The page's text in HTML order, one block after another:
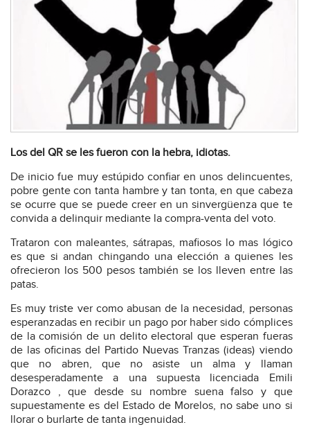
Los del QR se les fueron con la hebra, idiotas.
De inicio fue muy estúpido confiar en unos delincuentes,
pobre gente con tanta hambre y tan tonta, en que cabeza
se ocurre que se puede creer en un sinvergüenza que te
convida a delinquir mediante la compra-venta del voto.
Trataron con maleantes, sátrapas, mafiosos lo mas lógico
es que si andan chingando una elección a quienes les
ofrecieron los 500 pesos también se los lleven entre las
patas.
Es muy triste ver como abusan de la necesidad, personas
esperanzadas en recibir un pago por haber sido cómplices
de la comisión de un delito electoral que esperan fueras
de las oficinas del Partido Nuevas Tranzas (ideas) viendo
que no abren, que no asiste un alma y llaman
desesperadamente a una supuesta licenciada Emili
Dorazco , que desde su nombre suena falso y que
supuestamente es del Estado de Morelos, no sabe uno si
llorar o burlarte de tanta ingenuidad.